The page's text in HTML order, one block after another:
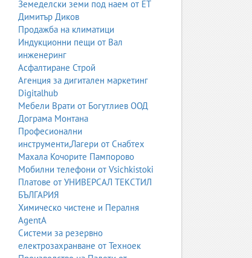
и детайлинг услуги. Те обслужват
външния му вид.
дилъри, сервизи и търговци на
търсят надеждност,
на газови уредби за бензинови
което ги прави популярни в България.
услуги. Те обслужват всички марки и
и гаранционни ремонти.
и алтернативни стъкла, UV защита,
Земеделски земи под наем от ЕТ
Димитър Диков
Продажба на климатици
Индукционни пещи от Вал
инженеринг
Асфалтиране Строй
Агенция за дигитален маркетинг
Digitalhub
Мебели Врати от Богутлиев ООД
Дограма Монтана
Професионални
инструменти,Лагери от Снабтех
Махала Кочорите Пампорово
Мобилни телефони от Vsichkistoki
Платове от УНИВЕРСАЛ ТЕКСТИЛ
БЪЛГАРИЯ
Химическо чистене и Пералня
AgentA
Системи за резервно
електрозахранване от Техноек